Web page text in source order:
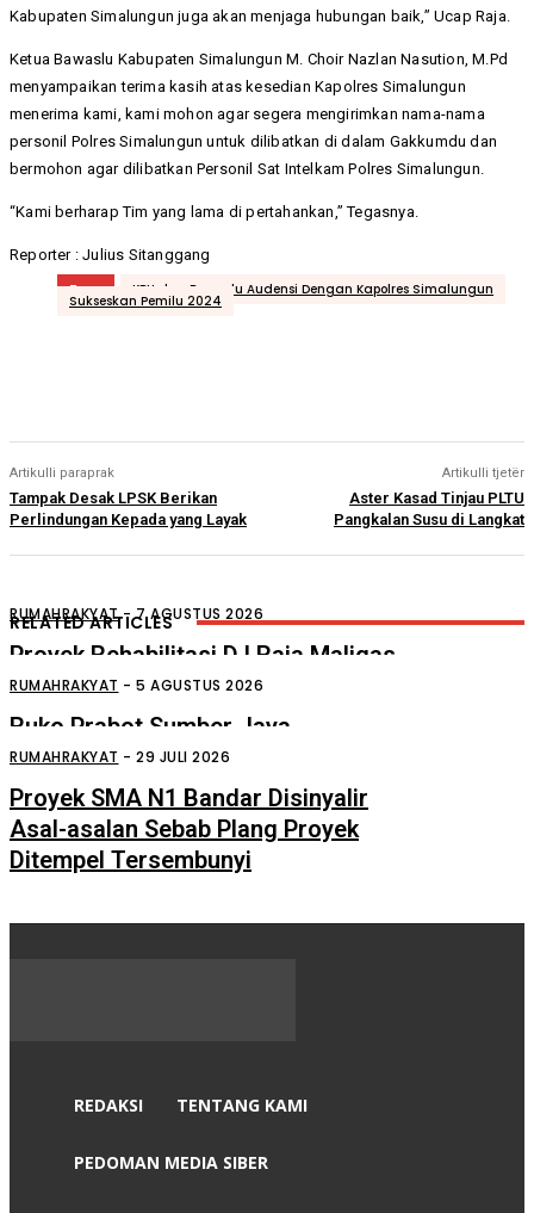
Kabupaten Simalungun juga akan menjaga hubungan baik,” Ucap Raja.
Ketua Bawaslu Kabupaten Simalungun M. Choir Nazlan Nasution, M.Pd
menyampaikan terima kasih atas kesedian Kapolres Simalungun
menerima kami, kami mohon agar segera mengirimkan nama-nama
personil Polres Simalungun untuk dilibatkan di dalam Gakkumdu dan
bermohon agar dilibatkan Personil Sat Intelkam Polres Simalungun.
“Kami berharap Tim yang lama di pertahankan,” Tegasnya.
Reporter : Julius Sitanggang
Tags
KPU dan Bawaslu Audensi Dengan Kapolres Simalungun
Sukseskan Pemilu 2024
Artikulli paraprak
Tampak Desak LPSK Berikan
Perlindungan Kepada yang Layak
Artikulli tjetër
Aster Kasad Tinjau PLTU
Pangkalan Susu di Langkat
RELATED ARTICLES
RUMAHRAKYAT - 7 AGUSTUS 2026
Proyek Rehabilitasi D.I Raja Maligas
Diduga Asal Jadi
RUMAHRAKYAT - 5 AGUSTUS 2026
Ruko Prabot Sumber Jaya
Perdagangan Terbakar
RUMAHRAKYAT - 29 JULI 2026
Proyek SMA N1 Bandar Disinyalir
Asal-asalan Sebab Plang Proyek
Ditempel Tersembunyi
REDAKSI TENTANG KAMI
PEDOMAN MEDIA SIBER